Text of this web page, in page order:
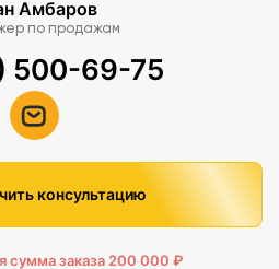
Амбаров
по продажам
500-69-75
консультацию
сумма заказа 200 000 ₽